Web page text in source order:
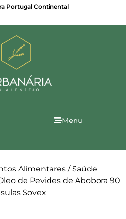
Portugal Continental
Menu
Alimentares / Saúde
de Pevides de Abobora 90
Sovex